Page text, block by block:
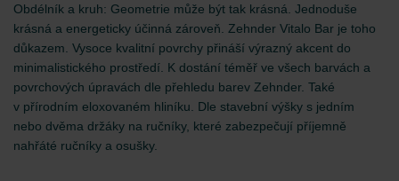
Obdélník a kruh: Geometrie může být tak krásná. Jednoduše
krásná a energeticky účinná zároveň. Zehnder Vitalo Bar je toho
důkazem. Vysoce kvalitní povrchy přináší výrazný akcent do
minimalistického prostředí. K dostání téměř ve všech barvách a
povrchových úpravách dle přehledu barev Zehnder. Také
v přírodním eloxovaném hliníku. Dle stavební výšky s jedním
nebo dvěma držáky na ručníky, které zabezpečují příjemně
nahřáté ručníky a osušky.